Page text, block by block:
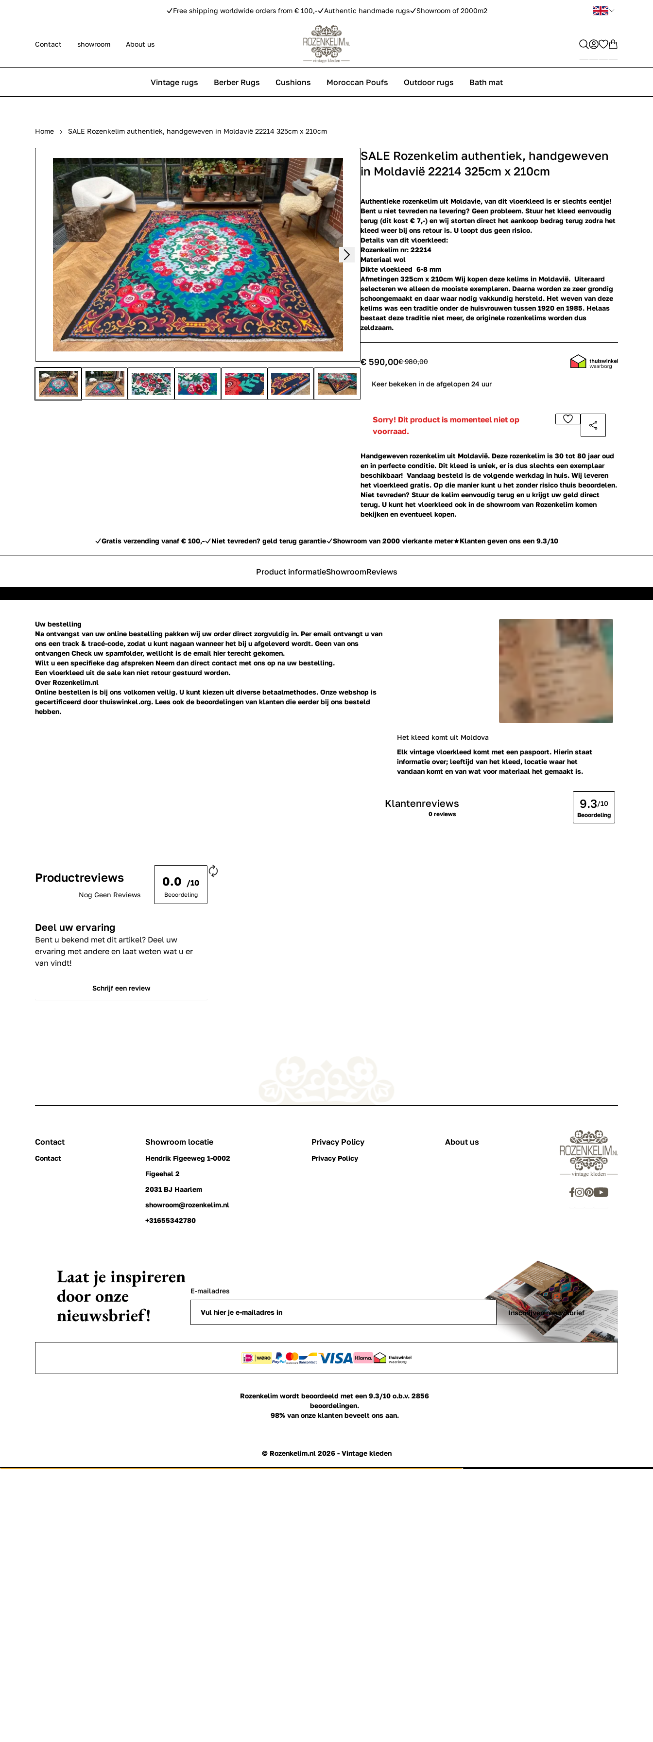
Free shipping worldwide orders from € 100,- Authentic handmade rugs Showroom of 2000m2
Contact showroom About us
Vintage rugs
Persian rugs Berber rugs
Rose kilim rugs Pip Studio carpets
Berber Rugs Cushions Moroccan Poufs Outdoor rugs Bath mat
Home SALE Rozenkelim authentiek, handgeweven in Moldavië 22214 325cm x 210cm
SALE Rozenkelim authentiek, handgeweven
in Moldavië 22214 325cm x 210cm
Authentieke rozenkelim uit Moldavie, van dit vloerkleed is er slechts eentje!
Bent u niet tevreden na levering? Geen probleem. Stuur het kleed eenvoudig
terug (dit kost € 7,-) en wij storten direct het aankoop bedrag terug zodra het
kleed weer bij ons retour is. U loopt dus geen risico.
Details van dit vloerkleed:
Rozenkelim nr: 22214
Materiaal wol
Dikte vloekleed 6-8 mm
Afmetingen 325cm x 210cm Wij kopen deze kelims in Moldavië. Uiteraard
selecteren we alleen de mooiste exemplaren. Daarna worden ze zeer grondig
schoongemaakt en daar waar nodig vakkundig hersteld. Het weven van deze
kelims was een traditie onder de huisvrouwen tussen 1920 en 1985. Helaas
bestaat deze traditie niet meer, de originele rozenkelims worden dus
zeldzaam.
€ 590,00€ 980,00
Keer bekeken in de afgelopen 24 uur
Sorry! Dit product is momenteel niet op
voorraad.
Handgeweven rozenkelim uit Moldavië. Deze rozenkelim is 30 tot 80 jaar oud
en in perfecte conditie. Dit kleed is uniek, er is dus slechts een exemplaar
beschikbaar! Vandaag besteld is de volgende werkdag in huis. Wij leveren
het vloerkleed gratis. Op die manier kunt u het zonder risico thuis beoordelen.
Niet tevreden? Stuur de kelim eenvoudig terug en u krijgt uw geld direct
terug. U kunt het vloerkleed ook in de showroom van Rozenkelim komen
bekijken en eventueel kopen.
Gratis verzending vanaf € 100,- Niet tevreden? geld terug garantie Showroom van 2000 vierkante meter Klanten geven ons een 9.3/10
Product informatieShowroomReviews
Uw bestelling
Na ontvangst van uw online bestelling pakken wij uw order direct zorgvuldig in. Per email ontvangt u van
ons een track & tracé-code, zodat u kunt nagaan wanneer het bij u afgeleverd wordt. Geen van ons
ontvangen Check uw spamfolder, wellicht is de email hier terecht gekomen.
Wilt u een specifieke dag afspreken Neem dan direct contact met ons op na uw bestelling.
Een vloerkleed uit de sale kan niet retour gestuurd worden.
Over Rozenkelim.nl
Online bestellen is bij ons volkomen veilig. U kunt kiezen uit diverse betaalmethodes. Onze webshop is
gecertificeerd door thuiswinkel.org. Lees ook de beoordelingen van klanten die eerder bij ons besteld
hebben.
Het kleed komt uit Moldova
Elk vintage vloerkleed komt met een paspoort. Hierin staat
informatie over; leeftijd van het kleed, locatie waar het
vandaan komt en van wat voor materiaal het gemaakt is.
Klantenreviews
0 reviews
9.3/10
Beoordeling
Productreviews
Nog Geen Reviews
0.0 /10
Beoordeling
Deel uw ervaring
Bent u bekend met dit artikel? Deel uw
ervaring met andere en laat weten wat u er
van vindt!
Schrijf een review
Contact
Contact
Showroom locatie
Hendrik Figeeweg 1-0002
Figeehal 2
2031 BJ Haarlem
showroom@rozenkelim.nl
+31655342780
Privacy Policy
Privacy Policy
About us
Laat je inspireren
door onze
nieuwsbrief!
E-mailadres
Inschrijven nieuwsbrief
Rozenkelim wordt beoordeeld met een 9.3/10 o.b.v. 2856
beoordelingen.
98%van onze klanten beveelt ons aan.
© Rozenkelim.nl 2026 - Vintage kleden